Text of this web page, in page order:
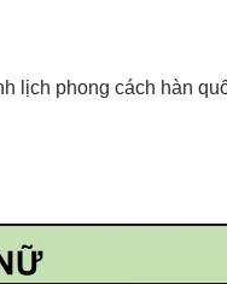
lịch phong cách hàn